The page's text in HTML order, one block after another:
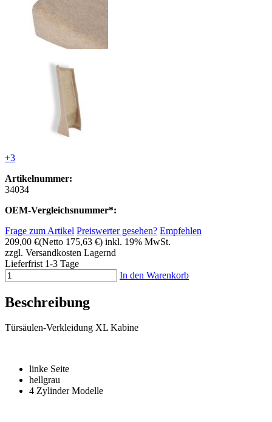
+3
Artikelnummer:
34034
OEM-Vergleichsnummer*:
Frage zum Artikel Preiswerter gesehen? Empfehlen
209,00 €(Netto 175,63 €) inkl. 19% MwSt.
zzgl. Versandkosten Lagernd
Lieferfrist 1-3 Tage
In den Warenkorb
Beschreibung
Türsäulen-Verkleidung XL Kabine
linke Seite
hellgrau
4 Zylinder Modelle